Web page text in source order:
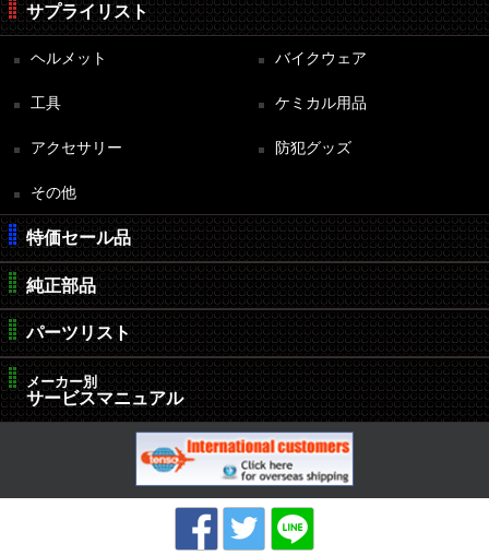
サプライリスト
ヘルメット バイクウェア
工具 ケミカル用品
アクセサリー 防犯グッズ
その他
特価セール品
純正部品
パーツリスト
メーカー別
サービスマニュアル